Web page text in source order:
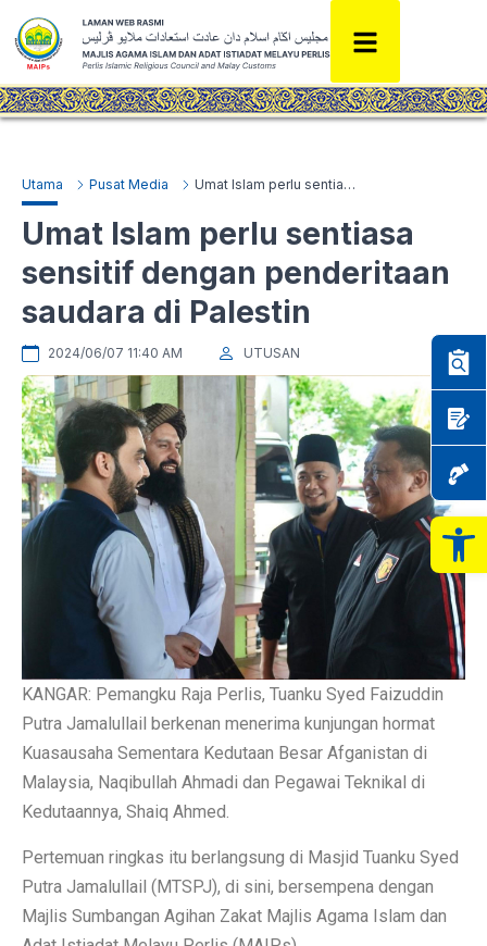
Utama Pusat Media Umat Islam perlu sentiasa sensitif dengan penderitaan saudara di Palestin
Umat Islam perlu sentiasa
sensitif dengan penderitaan
saudara di Palestin
2024/06/07 11:40 AM UTUSAN
KANGAR: Pemangku Raja Perlis, Tuanku Syed Faizuddin
Putra Jamalullail berkenan menerima kunjungan hormat
Kuasausaha Sementara Kedutaan Besar Afganistan di
Malaysia, Naqibullah Ahmadi dan Pegawai Teknikal di
Kedutaannya, Shaiq Ahmed.
Pertemuan ringkas itu berlangsung di Masjid Tuanku Syed
Putra Jamalullail (MTSPJ), di sini, bersempena dengan
Majlis Sumbangan Agihan Zakat Majlis Agama Islam dan